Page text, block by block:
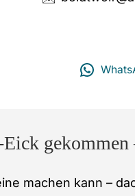
gekommen
machen kann –